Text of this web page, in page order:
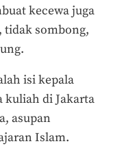
kecewa juga
tidak sombong,
isi kepala
kuliah di Jakarta
asupan
Islam.